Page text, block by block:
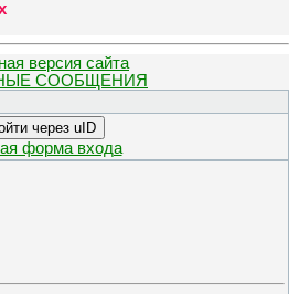
версия сайта
СООБЩЕНИЯ
через uID
форма входа